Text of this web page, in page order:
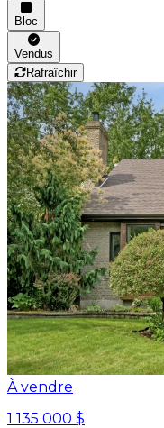
Bloc
Vendus
Rafraîchir
À vendre
1 135 000 $